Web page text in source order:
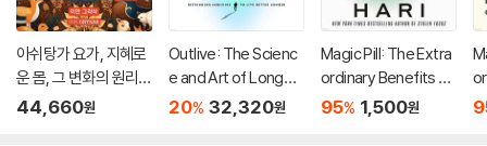
아쉬탕가 요가, 지혜로
운 몸, 그 변화의 원리:
&#49
44,660원
Outlive: The Scienc
e and Art of Longevi
ty
20% 32,320원
Magic Pill: The Extra
ordinary Benefits an
d Disturbing Risks o
95% 1,500원
d